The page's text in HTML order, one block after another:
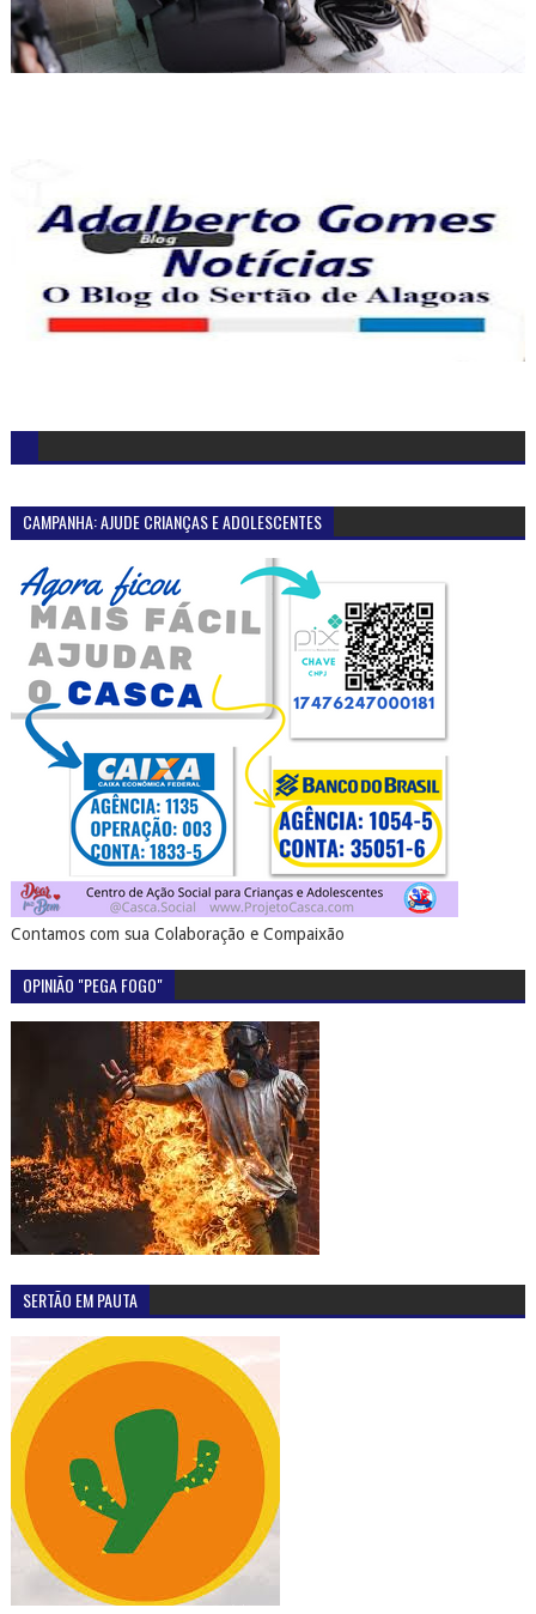
CAMPANHA: AJUDE CRIANÇAS E ADOLESCENTES
Contamos com sua Colaboração e Compaixão
OPINIÃO "PEGA FOGO"
SERTÃO EM PAUTA